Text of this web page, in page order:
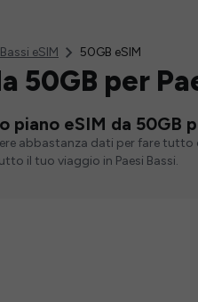
eSIM 50GB eSIM
50GB per
piano eSIM da 50GB
abbastanza dati per fare tutto
il tuo viaggio in Paesi Bassi.